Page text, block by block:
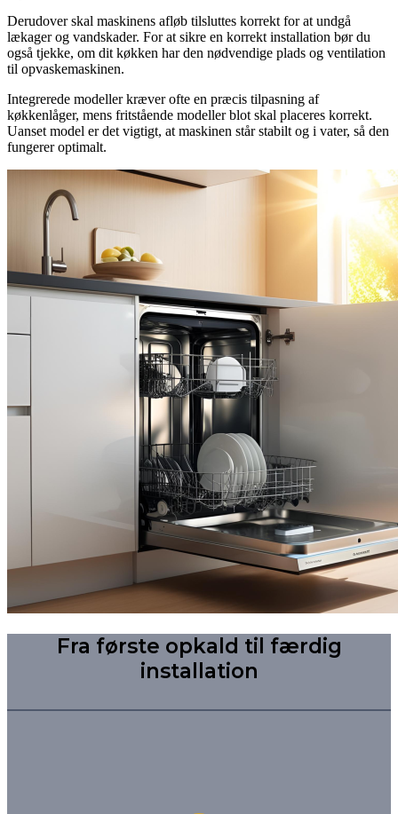
Derudover skal maskinens afløb tilsluttes korrekt for at undgå
lækager og vandskader. For at sikre en korrekt installation bør du
også tjekke, om dit køkken har den nødvendige plads og ventilation
til opvaskemaskinen.
Integrerede modeller kræver ofte en præcis tilpasning af
køkkenlåger, mens fritstående modeller blot skal placeres korrekt.
Uanset model er det vigtigt, at maskinen står stabilt og i vater, så den
fungerer optimalt.
Fra første opkald til færdig
installation